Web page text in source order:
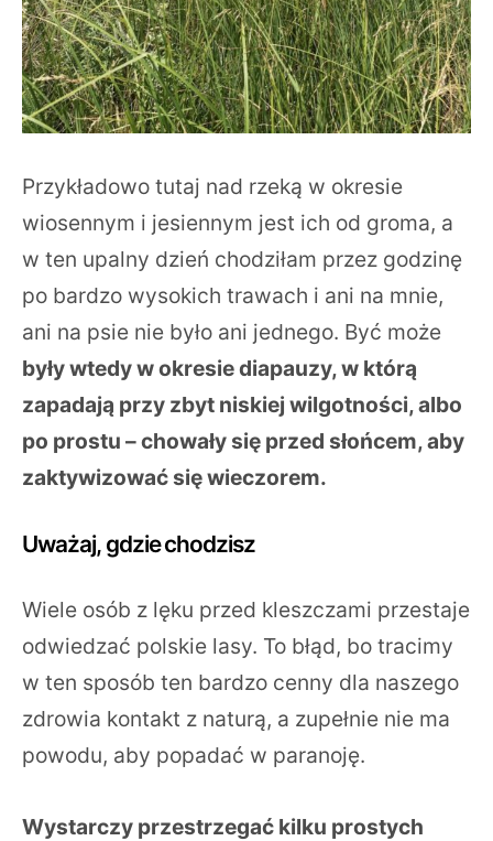
Przykładowo tutaj nad rzeką w okresie
wiosennym i jesiennym jest ich od groma, a
w ten upalny dzień chodziłam przez godzinę
po bardzo wysokich trawach i ani na mnie,
ani na psie nie było ani jednego. Być może
były wtedy w okresie diapauzy, w którą
zapadają przy zbyt niskiej wilgotności, albo
po prostu – chowały się przed słońcem, aby
zaktywizować się wieczorem.
Uważaj, gdzie chodzisz
Wiele osób z lęku przed kleszczami przestaje
odwiedzać polskie lasy. To błąd, bo tracimy
w ten sposób ten bardzo cenny dla naszego
zdrowia kontakt z naturą, a zupełnie nie ma
powodu, aby popadać w paranoję.
Wystarczy przestrzegać kilku prostych